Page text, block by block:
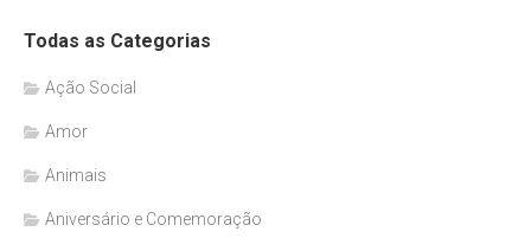
Todas as Categorias
Ação Social
Amor
Animais
Aniversário e Comemoração